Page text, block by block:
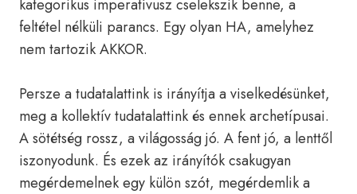
kategorikus imperatívusz cselekszik benne, a
feltétel nélküli parancs. Egy olyan HA, amelyhez
nem tartozik AKKOR.
Persze a tudatalattink is irányítja a viselkedésünket,
meg a kollektív tudatalattink és ennek archetípusai.
A sötétség rossz, a világosság jó. A fent jó, a lenttől
iszonyodunk. És ezek az irányítók csakugyan
megérdemelnek egy külön szót, megérdemlik a